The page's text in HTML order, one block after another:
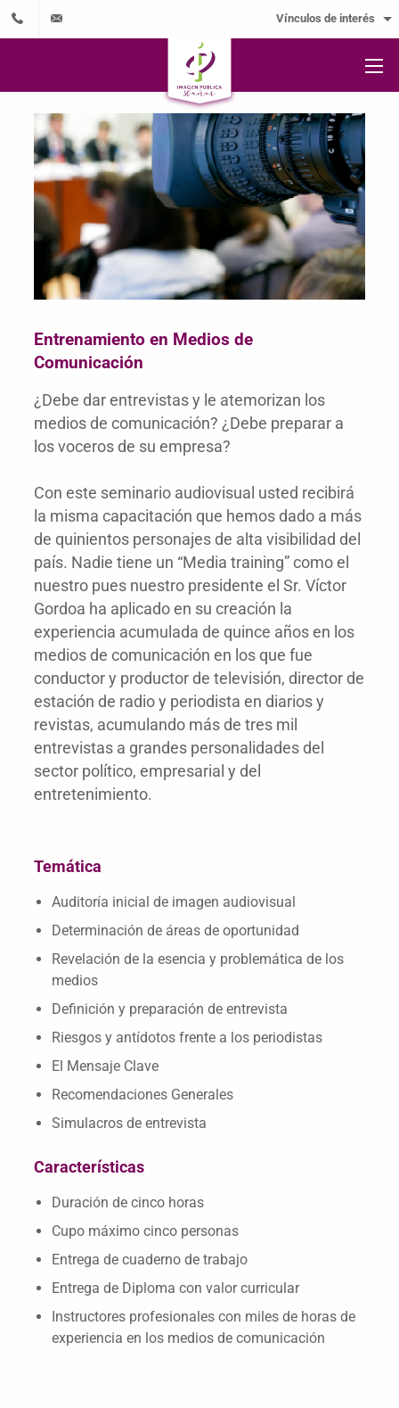
Vínculos de interés
Entrenamiento en Medios de
Comunicación
¿Debe dar entrevistas y le atemorizan los
medios de comunicación? ¿Debe preparar a
los voceros de su empresa?
Con este seminario audiovisual usted recibirá
la misma capacitación que hemos dado a más
de quinientos personajes de alta visibilidad del
país. Nadie tiene un “Media training” como el
nuestro pues nuestro presidente el Sr. Víctor
Gordoa ha aplicado en su creación la
experiencia acumulada de quince años en los
medios de comunicación en los que fue
conductor y productor de televisión, director de
estación de radio y periodista en diarios y
revistas, acumulando más de tres mil
entrevistas a grandes personalidades del
sector político, empresarial y del
entretenimiento.
Temática
Auditoría inicial de imagen audiovisual
Determinación de áreas de oportunidad
Revelación de la esencia y problemática de los
medios
Definición y preparación de entrevista
Riesgos y antídotos frente a los periodistas
El Mensaje Clave
Recomendaciones Generales
Simulacros de entrevista
Características
Duración de cinco horas
Cupo máximo cinco personas
Entrega de cuaderno de trabajo
Entrega de Diploma con valor curricular
Instructores profesionales con miles de horas de
experiencia en los medios de comunicación